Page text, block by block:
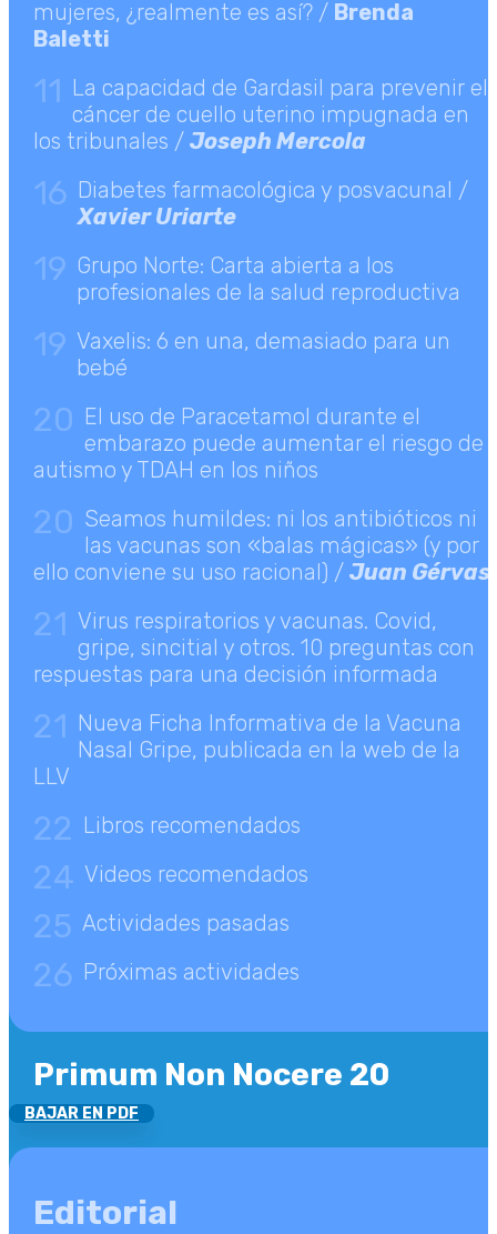
mujeres, ¿realmente es así? / Brenda
Baletti
11 La capacidad de Gardasil para prevenir el
cáncer de cuello uterino impugnada en
los tribunales / Joseph Mercola
16 Diabetes farmacológica y posvacunal /
Xavier Uriarte
19 Grupo Norte: Carta abierta a los
profesionales de la salud reproductiva
19 Vaxelis: 6 en una, demasiado para un
bebé
20 El uso de Paracetamol durante el
embarazo puede aumentar el riesgo de
autismo y TDAH en los niños
20 Seamos humildes: ni los antibióticos ni
las vacunas son «balas mágicas» (y por
ello conviene su uso racional) / Juan Gérvas
21 Virus respiratorios y vacunas. Covid,
gripe, sincitial y otros. 10 preguntas con
respuestas para una decisión informada
21 Nueva Ficha Informativa de la Vacuna
Nasal Gripe, publicada en la web de la
LLV
22 Libros recomendados
24 Videos recomendados
25 Actividades pasadas
26 Próximas actividades
Primum Non Nocere 20
BAJAR EN PDF
Editorial